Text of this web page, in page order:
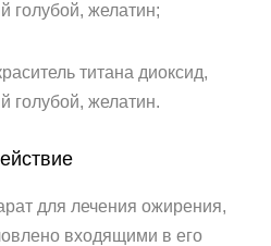
голубой, желатин;
титана диоксид,
голубой, желатин.
для лечения ожирения,
входящими в его